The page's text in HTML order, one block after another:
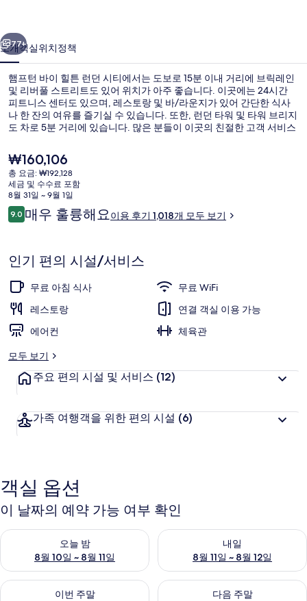
런
던
시
티
의
사
진
갤
러
77+
소개객실위치정책
햄프턴 바이 힐튼 런던 시티에서는 도보로 15분 이내 거리에 브릭레인
및 리버풀 스트리트도 있어 위치가 아주 좋습니다. 이곳에는 24시간
피트니스 센터도 있으며, 레스토랑 및 바/라운지가 있어 간단한 식사
나 한 잔의 여유를 즐기실 수 있습니다. 또한, 런던 타워 및 타워 브리지
도 차로 5분 거리에 있습니다. 많은 분들이 이곳의 친절한 고객 서비스
에 갈 수 있고 Aldgate 역도 6분 거리에 있어 대중 교통편을 이용하기
편리합니다.
현
재
가
격
은
₩160,106
₩160,106
총 요금: ₩192,128
세금 및 수수료 포함
8월 31일 ~ 9월 1일
이
용
기
9.010점 만점 중 9.0점.
매우 훌륭해요이용 후기 1,018개 모두 보기
인기 편의 시설/서비스
무료 아침 식사
무료 WiFi
레스토랑
연결 객실 이용 가능
에어컨
체육관
모두 보기
주요 편의 시설 및 서비스 (12)
가족 여행객을 위한 편의 시설 (6)
객실 옵션
이 날짜의 예약 가능 여부 확인
오늘 밤
8월 10일 ~ 8월 11일
오늘 밤 예약 가능 여부 확인, 8월 10일 ~ 8월 11일
내일
8월 11일 ~ 8월 12일
내일 예약 가능 여부 확인, 8월
이번 주말
이번 주말 예약 가능 여부 확인, 8월 14일 ~ 8월 16일
다음 주말
다음 주말 예약 가능 여부 확인